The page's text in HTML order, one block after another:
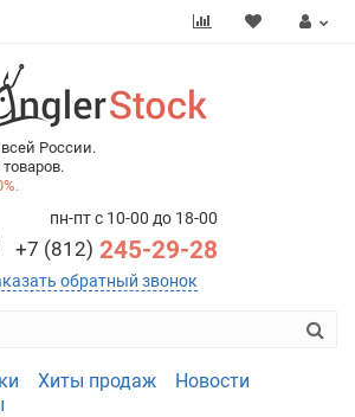
России.
пн-пт с 10-00 до 18-00
+7 (812) 245-29-28
обратный звонок
Хиты продаж
Новости